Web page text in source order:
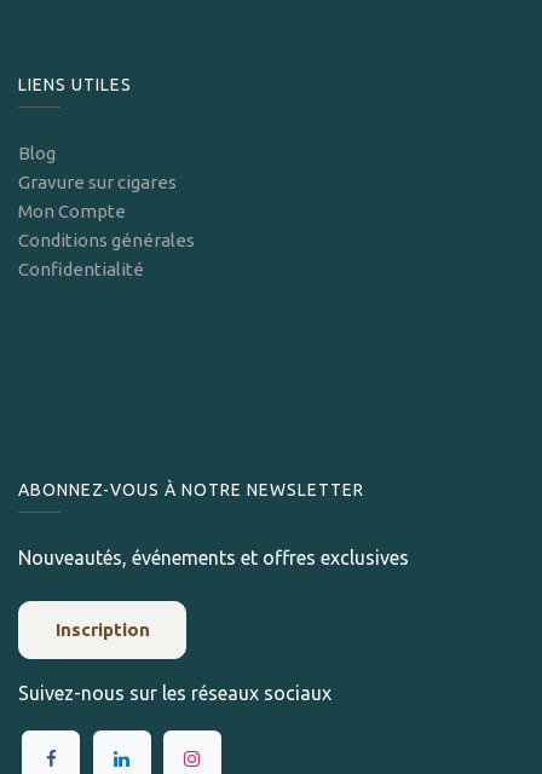
LIENS UTILES
Blog
Gravure sur cigares
Mon Compte
Conditions générales
Confidentialité
ABONNEZ-VOUS À NOTRE NEWSLETTER
Nouveautés, événements et offres exclusives
Inscription
Suivez-nous sur les réseaux sociaux